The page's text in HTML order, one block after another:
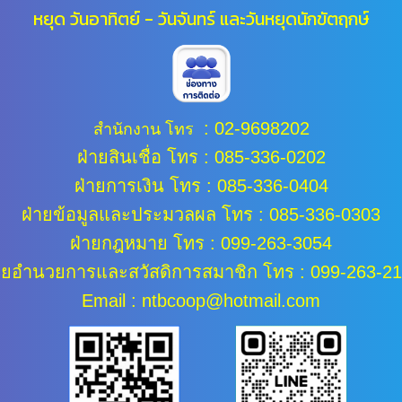
หยุด วันอาทิตย์ - วันจันทร์ และวันหยุดนักขัตฤกษ์
สำนักงาน โทร : 02-9698202
ฝ่ายสินเชื่อ โทร : 085-336-0202
ฝ่ายการเงิน โทร : 085-336-0404
ฝ่ายข้อมูลและประมวลผล โทร : 085-336-0303
ฝ่ายกฎหมาย โทร : 099-263-3054
อำนวยการและสวัสดิการสมาชิก โทร : 099-263-
Email : ntbcoop@hotmail.com